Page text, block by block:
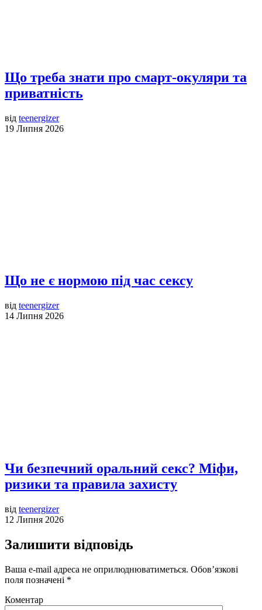
Що треба знати про смарт-окуляри та
приватність
від teenergizer
19 Липня 2026
Що не є нормою під час сексу
від teenergizer
14 Липня 2026
Чи безпечний оральний секс? Міфи,
ризики та правила захисту
від teenergizer
12 Липня 2026
Залишити відповідь
Ваша e-mail адреса не оприлюднюватиметься. Обов’язкові
поля позначені *
Коментар